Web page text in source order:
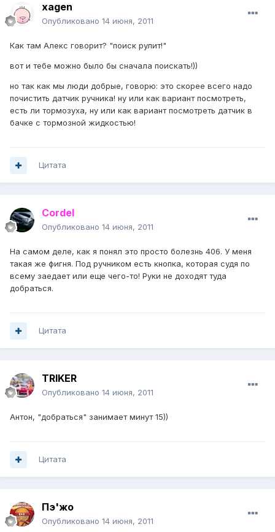
xagen
Опубликовано 14 июня, 2011
Как там Алекс говорит? "поиск рулит!"
вот и тебе можно было бы сначала поискать!))
но так как мы люди добрые, говорю: это скорее всего надо
почистить датчик ручника! ну или как вариант посмотреть,
есть ли тормозуха, ну или как вариант посмотреть датчик в
бачке с тормозной жидкостью!
Цитата
Cordel
Опубликовано 14 июня, 2011
На самом деле, как я понял это просто болезнь 406. У меня
такая же фигня. Под ручником есть кнопка, которая судя по
всему заедает или еще чего-то! Руки не доходят туда
добраться.
Цитата
TRIKER
Опубликовано 14 июня, 2011
Антон, "добраться" занимает минут 15))
Цитата
Пэ'жо
Опубликовано 14 июня, 2011